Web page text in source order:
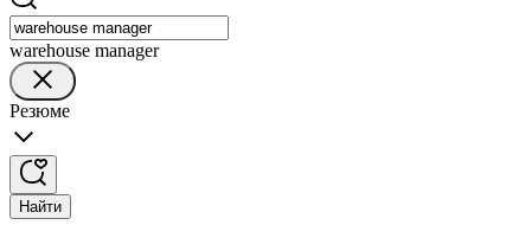
warehouse manager
Резюме
Найти